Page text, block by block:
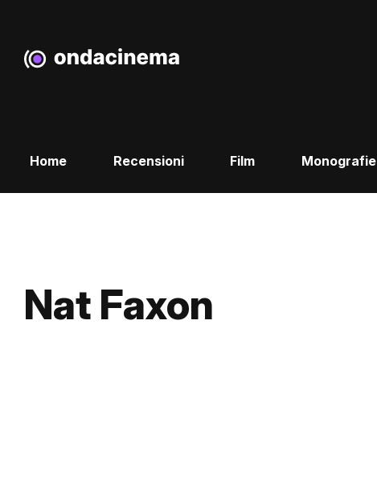
Home Recensioni Film Monografie
Nat Faxon